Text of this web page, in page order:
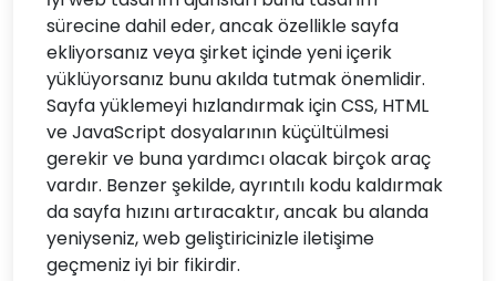
sürecine dahil eder, ancak özellikle sayfa
ekliyorsanız veya şirket içinde yeni içerik
yüklüyorsanız bunu akılda tutmak önemlidir.
Sayfa yüklemeyi hızlandırmak için CSS, HTML
ve JavaScript dosyalarının küçültülmesi
gerekir ve buna yardımcı olacak birçok araç
vardır. Benzer şekilde, ayrıntılı kodu kaldırmak
da sayfa hızını artıracaktır, ancak bu alanda
yeniyseniz, web geliştiricinizle iletişime
geçmeniz iyi bir fikirdir.